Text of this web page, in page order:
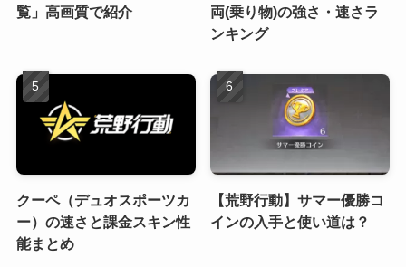
覧」高画質で紹介
両(乗り物)の強さ・速さラ
ンキング
クーペ（デュオスポーツカ
ー）の速さと課金スキン性
能まとめ
【荒野行動】サマー優勝コ
インの入手と使い道は？